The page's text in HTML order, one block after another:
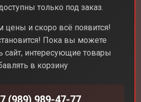
только под заказ.
и скоро всё появится!
Пока вы можете
сайт, интересующие товары
в корзину
(989) 989-47-77